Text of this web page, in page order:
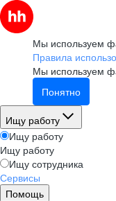
Мы используем
Правила
Мы используем
Понятно
Ищу работу
Ищу работу
Ищу работу
Ищу сотрудника
Сервисы
Помощь